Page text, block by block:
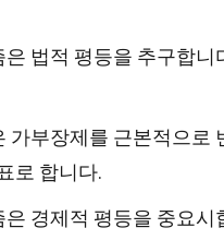
법적 평등을 추구합
가부장제를 근본적으로
로 합니다.
경제적 평등을 중요